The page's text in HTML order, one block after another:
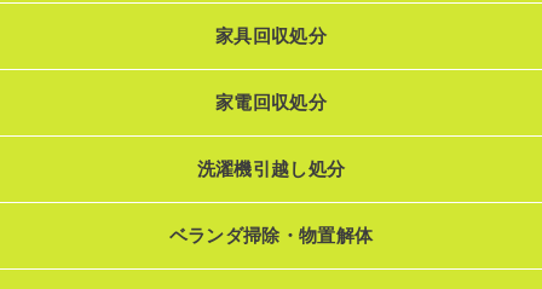
家具回収処分
家電回収処分
洗濯機引越し処分
ベランダ掃除・物置解体